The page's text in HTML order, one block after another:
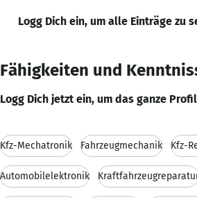
Logg Dich ein, um alle Einträge zu
Fähigkeiten und
Logg Dich jetzt ein, um das ganze
Kfz-Mechatronik Fahrzeugmechanik Kfz-
Automobilelektronik